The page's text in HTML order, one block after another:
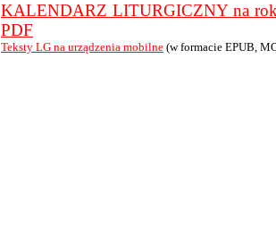
KALENDARZ LITURGICZNY na
PDF
Teksty LG na urządzenia mobilne (w formacie EPUB,